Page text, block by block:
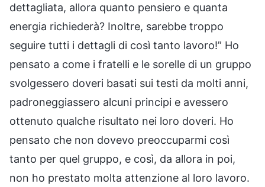
dettagliata, allora quanto pensiero e quanta
energia richiederà? Inoltre, sarebbe troppo
seguire tutti i dettagli di così tanto lavoro!” Ho
pensato a come i fratelli e le sorelle di un gruppo
svolgessero doveri basati sui testi da molti anni,
padroneggiassero alcuni principi e avessero
ottenuto qualche risultato nei loro doveri. Ho
pensato che non dovevo preoccuparmi così
tanto per quel gruppo, e così, da allora in poi,
non ho prestato molta attenzione al loro lavoro.